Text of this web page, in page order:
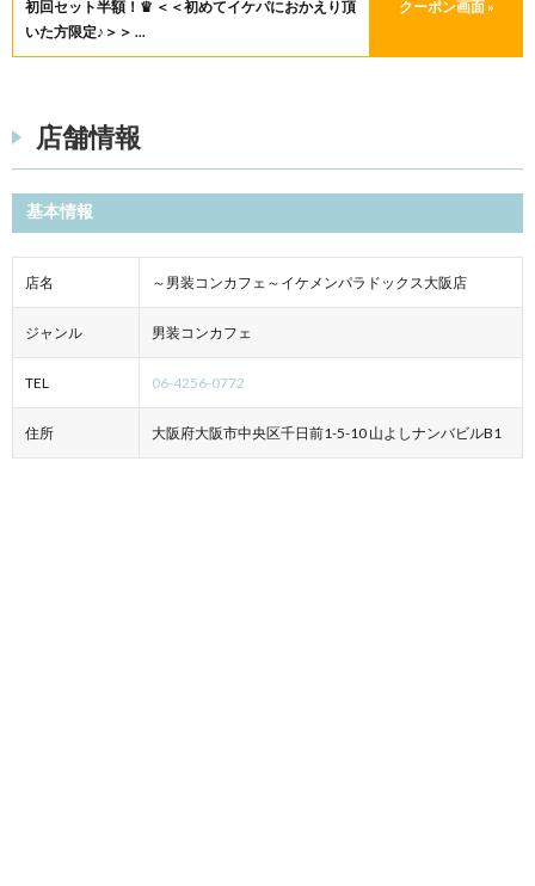
初回セット半額！♛ ＜＜初めてイケパにおかえり頂
いた方限定♪＞＞ ...
クーポン画面 »
店舗情報
基本情報
店名 ～男装コンカフェ～イケメンパラドックス大阪店
ジャンル 男装コンカフェ
TEL 06-4256-0772
住所 大阪府大阪市中央区千日前1-5-10 山よしナンバビルB1